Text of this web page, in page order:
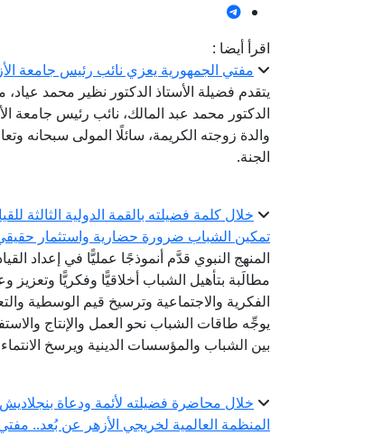
اقرأ أيضا :
مفتي الجمهورية يعزي نائب رئيس جامعة
يتقدم فضيلة الأستاذ الدكتور نظير محمد
الدكتور محمد عبد المالك، نائب رئيس جامعة
والدة زوجته الكريمة، سائلًا المولى سبحانه
الجنة.
خلال كلمة فضيلته بالقمة الدولية الثالثة
تمكين الشباب ضرورة حضارية واستثمار
المنهج النبوي قدَّم أنموذجًا عمليًّا في إعداد
مطالَبة بتأهيل الشباب أخلاقيًّا وفكريًّا
الفكرية والاجتماعية وترسيخ قيم الوسطية
يوجِّه طاقات الشباب نحو العمل والإنتاج
بين الشباب والمؤسسات الدينية ويرسخ
خلال محاضرة فضيلته لأئمة ودعاة بنجلاديش
المنظمة العالمية لخريجي الأزهر عن بُعد..